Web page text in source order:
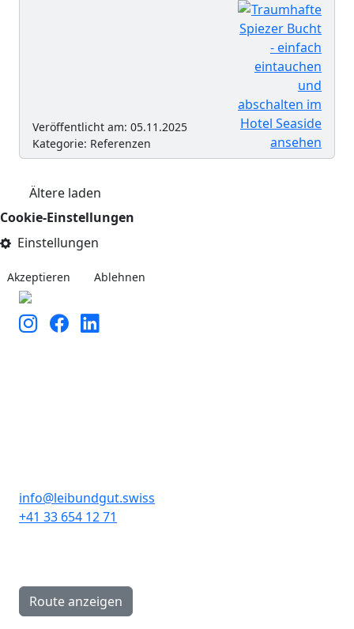
Veröffentlicht am: 05.11.2025
Kategorie: Referenzen
Ältere laden
Cookie-Einstellungen
Einstellungen
Akzeptieren Ablehnen
info@leibundgut.swiss
+41 33 654 12 71
Route anzeigen